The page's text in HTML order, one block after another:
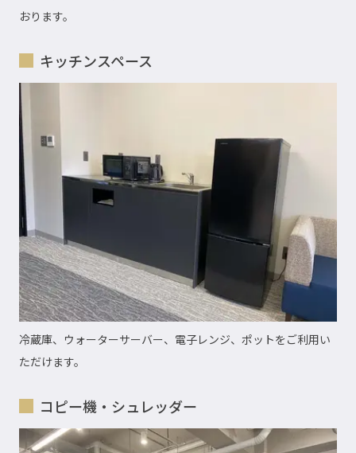
おります。
キッチンスペース
冷蔵庫、ウォーターサーバー、電子レンジ、ポットをご利用い
ただけます。
コピー機・シュレッダー